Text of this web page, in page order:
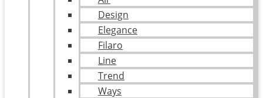
Design
Elegance
Filaro
Line
Trend
Ways